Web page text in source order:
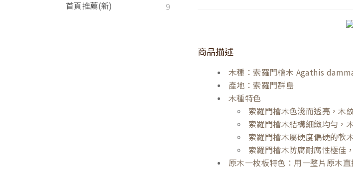
首頁推薦(新) 9
商品描述
木種：索羅門檜木 Agathis
產地：索羅門群島
木種特色
索羅門檜木色淺而透亮，木
索羅門檜木結構細緻均勻，
索羅門檜木屬硬度偏硬的軟
索羅門檜木防腐耐腐性極佳
原木一枚板特色：用一整片原木